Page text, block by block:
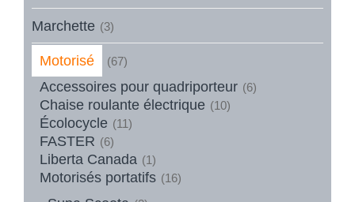
Marchette (3)
Motorisé (67)
Accessoires pour quadriporteur (6)
Chaise roulante électrique (10)
Écolocycle (11)
FASTER (6)
Liberta Canada (1)
Motorisés portatifs (16)